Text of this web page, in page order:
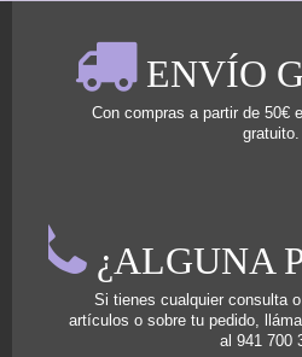
ENVÍO
Con compras a partir de 50€
gratuito.
¿ALGUNA
Si tienes cualquier consulta
artículos o sobre tu pedido,
al 941 700